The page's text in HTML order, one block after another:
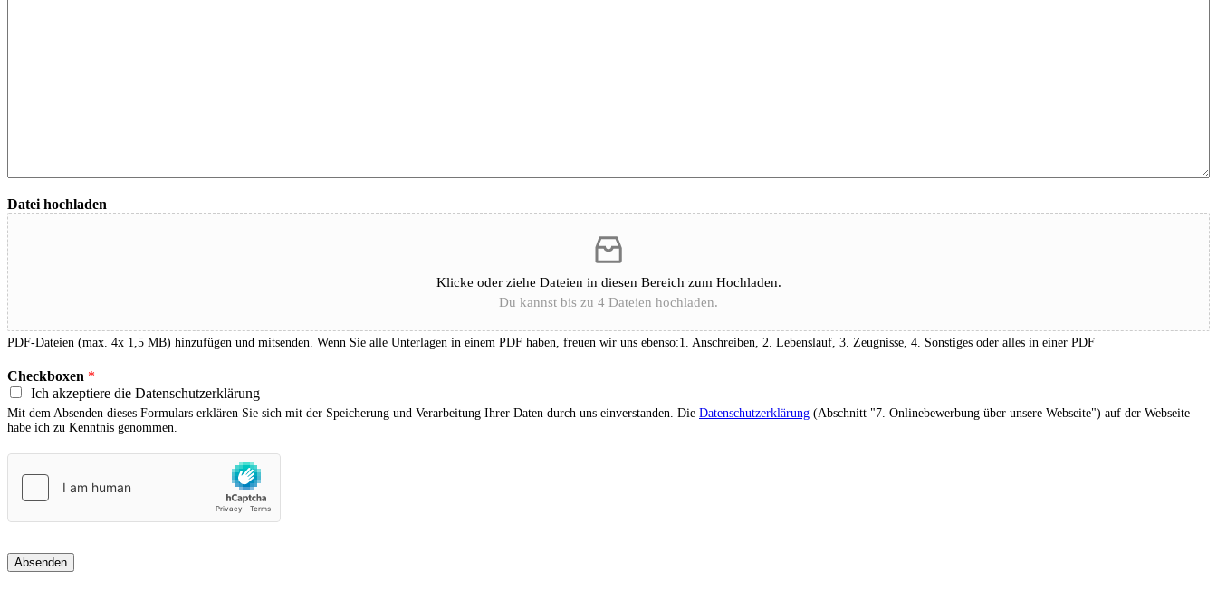
Datei hochladen
Klicke oder ziehe Dateien in diesen Bereich zum Hochladen.
Du kannst bis zu 4 Dateien hochladen.
PDF-Dateien (max. 4x 1,5 MB) hinzufügen und mitsenden. Wenn Sie alle Unterlagen in einem PDF haben, freuen wir uns ebenso:1. Anschreiben, 2. Lebenslauf, 3. Zeugnisse, 4. Sonstiges oder alles in einer PDF
Checkboxen *
Ich akzeptiere die Datenschutzerklärung
Mit dem Absenden dieses Formulars erklären Sie sich mit der Speicherung und Verarbeitung Ihrer Daten durch uns einverstanden. Die Datenschutzerklärung (Abschnitt "7. Onlinebewerbung über unsere Webseite") auf der Webseite
habe ich zu Kenntnis genommen.
Absenden